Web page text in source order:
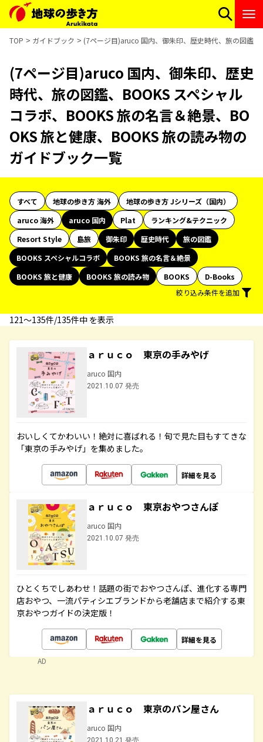
TOP ガイドブック (7ページ目)aruco 国内、御朱印、歴史時代、旅の図鑑
(7ページ目)aruco 国内、御朱印、歴史
時代、旅の図鑑、BOOKS スペシャル
コラボ、BOOKS 旅の名言＆絶景、BO
OKS 旅と健康、BOOKS 旅の読み物の
ガイドブック一覧
すべて 地球の歩き方 海外
地球の歩き方 Jシリーズ（国内）
aruco 海外
aruco 国内 Plat
ランキング&テクニック
Resort Style
島旅 御朱印 歴史時代
旅の図鑑
BOOKS スペシャルコラボ
BOOKS 旅の名言＆絶景
BOOKS 旅と健康
BOOKS 旅の読み物 BOOKS
D-Books
絞り込み条件を追加
121〜135件/135件中 を表示
ａｒｕｃｏ 東京の手みやげ
aruco 国内
2021.10.07 発売
おいしくてかわいい！絶対に喜ばれる！旬で見た目もすてきな
「東京の手みやげ」を集めました。
詳細を見る
ａｒｕｃｏ 東京おやつさんぽ
aruco 国内
2021.10.07 発売
ひとくちでしあわせ！話題の街でおやつさんぽ、進化する専門
店おやつ、一流パティシエブランドから老舗店まで紹介する東
京おやつガイドの決定版！
詳細を見る
AD
ａｒｕｃｏ 東京のパン屋さん
aruco 国内
2021.10.21 発売